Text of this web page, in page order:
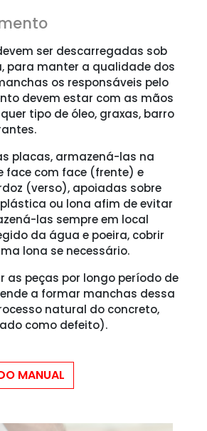
ser descarregadas sob
para manter a qualidade dos
os responsáveis pelo
devem estar com as mãos
tipo de óleo, graxas, barro
placas, armazená-las na
face com face (frente) e
(verso), apoiadas sobre
ou lona afim de evitar
las sempre em local
da água e poeira, cobrir
lona se necessário.
as peças por longo período de
a formar manchas dessa
natural do concreto,
como defeito).
MANUAL